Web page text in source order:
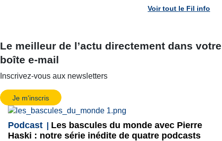
Voir tout le Fil info
Le meilleur de l’actu directement dans votre
boîte e-mail
Inscrivez-vous aux newsletters
Je m'inscris
Podcast
Les bascules du monde avec Pierre
Haski : notre série inédite de quatre podcasts